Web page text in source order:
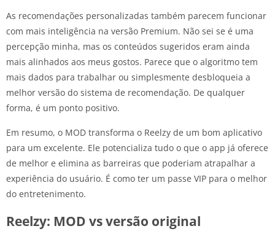
As recomendações personalizadas também parecem funcionar
com mais inteligência na versão Premium. Não sei se é uma
percepção minha, mas os conteúdos sugeridos eram ainda
mais alinhados aos meus gostos. Parece que o algoritmo tem
mais dados para trabalhar ou simplesmente desbloqueia a
melhor versão do sistema de recomendação. De qualquer
forma, é um ponto positivo.
Em resumo, o MOD transforma o Reelzy de um bom aplicativo
para um excelente. Ele potencializa tudo o que o app já oferece
de melhor e elimina as barreiras que poderiam atrapalhar a
experiência do usuário. É como ter um passe VIP para o melhor
do entretenimento.
Reelzy: MOD vs versão original